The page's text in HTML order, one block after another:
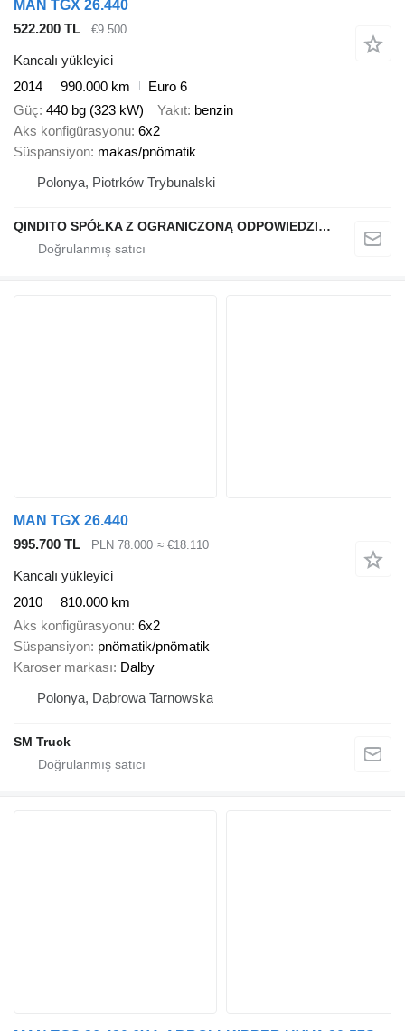
MAN TGX 26.440
522.200 TL
€9.500
Kancalı yükleyici
2014
990.000 km
Euro 6
Güç 440 bg (323 kW) Yakıt benzin
Aks konfigürasyonu 6x2
Süspansiyon makas/pnömatik
Polonya, Piotrków Trybunalski
QINDITO SPÓŁKA Z OGRANICZONĄ ODPOWIEDZIALNOŚCIĄ
MAN TGX 26.440
995.700 TL
PLN 78.000 ≈ €18.110
Kancalı yükleyici
2010
810.000 km
Aks konfigürasyonu 6x2
Süspansiyon pnömatik/pnömatik
Karoser markası Dalby
Polonya, Dąbrowa Tarnowska
SM Truck